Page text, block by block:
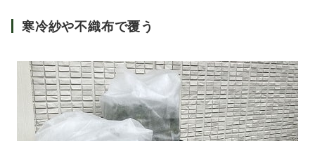
寒冷紗や不織布で覆う